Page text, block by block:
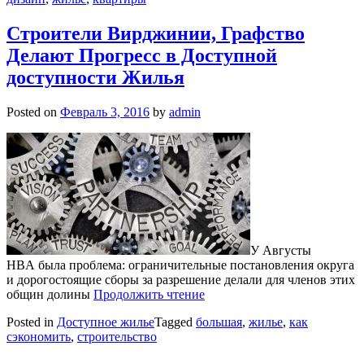
Строители Вирджинии, Графство
Делают Прогресс в Доступной
доступности Жилья
Posted on Февраль 3, 2016 by admin
У Августы
HBA была проблема: ограничительные постановления округа
и дорогостоящие сборы за разрешение делали для членов этих
общин долины Продолжить чтение
Posted in Доступное жильеTagged большая, жилье, как
сэкономить, строительство